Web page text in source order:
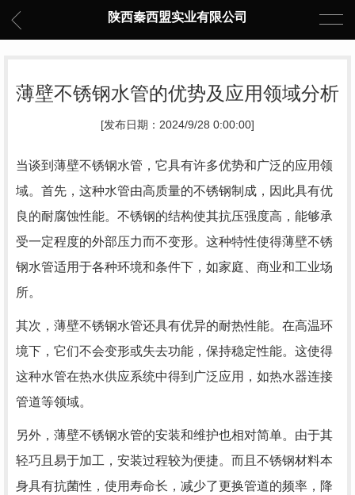
陕西秦西盟实业有限公司
薄壁不锈钢水管的优势及应用领域分析
[发布日期：2024/9/28 0:00:00]
当谈到薄壁不锈钢水管，它具有许多优势和广泛的应用领
域。首先，这种水管由高质量的不锈钢制成，因此具有优
良的耐腐蚀性能。不锈钢的结构使其抗压强度高，能够承
受一定程度的外部压力而不变形。这种特性使得薄壁不锈
钢水管适用于各种环境和条件下，如家庭、商业和工业场
所。
其次，薄壁不锈钢水管还具有优异的耐热性能。在高温环
境下，它们不会变形或失去功能，保持稳定性能。这使得
这种水管在热水供应系统中得到广泛应用，如热水器连接
管道等领域。
另外，薄壁不锈钢水管的安装和维护也相对简单。由于其
轻巧且易于加工，安装过程较为便捷。而且不锈钢材料本
身具有抗菌性，使用寿命长，减少了更换管道的频率，降